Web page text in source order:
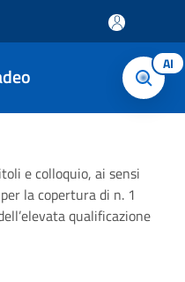
AI
e colloquio, ai sensi
la copertura di n. 1
qualificazione